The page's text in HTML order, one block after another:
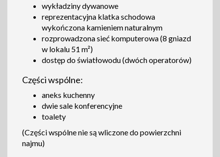
wykładziny dywanowe
reprezentacyjna klatka schodowa
wykończona kamieniem naturalnym
rozprowadzona sieć komputerowa (8 gniazd
w lokalu 51 m²)
dostęp do światłowodu (dwóch operatorów)
Części wspólne:
aneks kuchenny
dwie sale konferencyjne
toalety
(Części wspólne nie są wliczone do powierzchni
najmu)